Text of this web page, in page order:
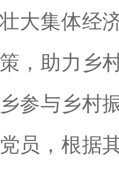
大集体经
，助力乡
参与乡村
员，根据